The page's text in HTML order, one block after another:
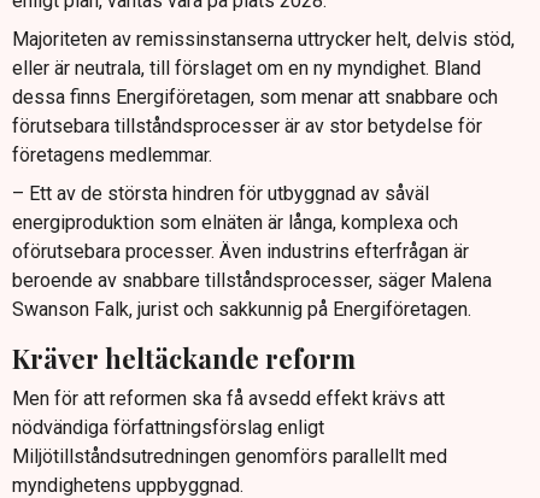
Majoriteten av remissinstanserna uttrycker helt, delvis stöd,
eller är neutrala, till förslaget om en ny myndighet. Bland
dessa finns Energiföretagen, som menar att snabbare och
förutsebara tillståndsprocesser är av stor betydelse för
företagens medlemmar.
– Ett av de största hindren för utbyggnad av såväl
energiproduktion som elnäten är långa, komplexa och
oförutsebara processer. Även industrins efterfrågan är
beroende av snabbare tillståndsprocesser, säger Malena
Swanson Falk, jurist och sakkunnig på Energiföretagen.
Kräver heltäckande reform
Men för att reformen ska få avsedd effekt krävs att
nödvändiga författningsförslag enligt
Miljötillståndsutredningen genomförs parallellt med
myndighetens uppbyggnad.